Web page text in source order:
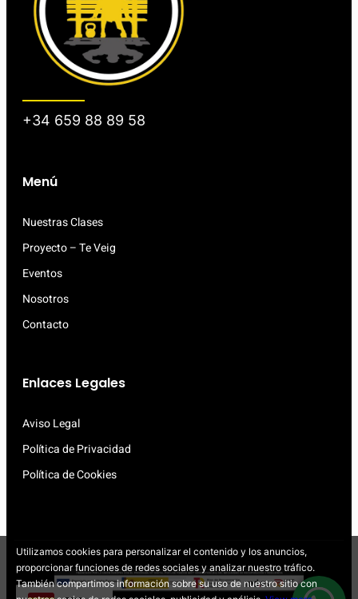
+34 659 88 89 58
Menú
Nuestras Clases
Proyecto – Te Veig
Eventos
Nosotros
Contacto
Enlaces Legales
Aviso Legal
Política de Privacidad
Política de Cookies
Utilizamos cookies para personalizar el contenido y los anuncios,
proporcionar funciones de redes sociales y analizar nuestro tráfico.
También compartimos información sobre su uso de nuestro sitio con